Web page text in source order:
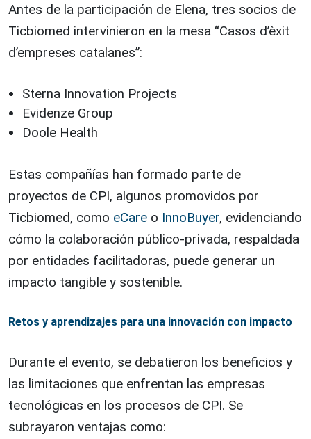
Antes de la participación de Elena, tres socios de
Ticbiomed intervinieron en la mesa “Casos d’èxit
d’empreses catalanes”:
Sterna Innovation Projects
Evidenze Group
Doole Health
Estas compañías han formado parte de
proyectos de CPI, algunos promovidos por
Ticbiomed, como eCare o InnoBuyer, evidenciando
cómo la colaboración público-privada, respaldada
por entidades facilitadoras, puede generar un
impacto tangible y sostenible.
Retos y aprendizajes para una innovación con impacto
Durante el evento, se debatieron los beneficios y
las limitaciones que enfrentan las empresas
tecnológicas en los procesos de CPI. Se
subrayaron ventajas como: